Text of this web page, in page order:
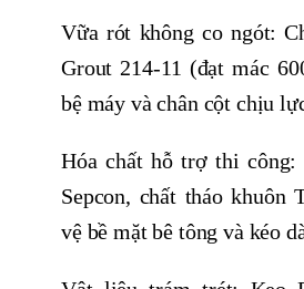
Vữa rót không co ngót:
Grout 214-11 (đạt mác
bệ máy và chân cột chịu
Hóa chất hỗ trợ thi công:
Sepcon, chất tháo khuôn
vệ bề mặt bê tông và kéo